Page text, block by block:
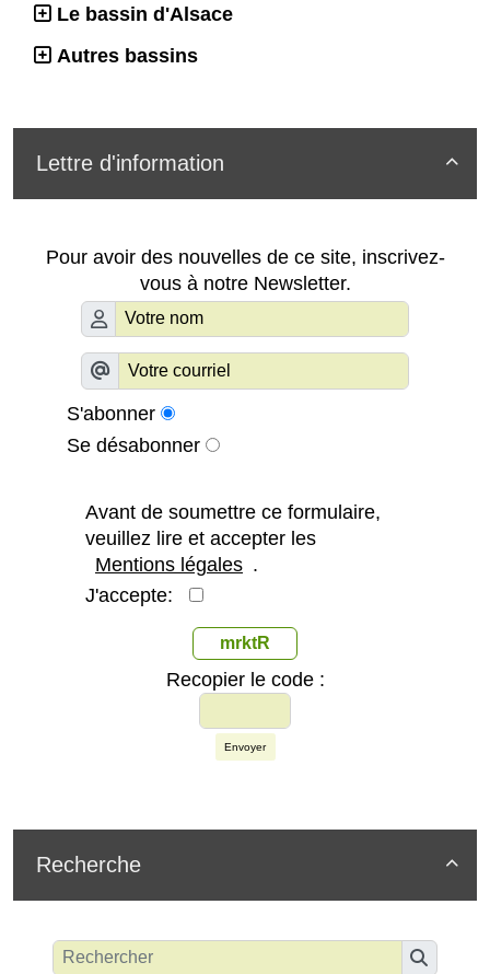
Le bassin d'Alsace
Autres bassins

Lettre d'information
Pour avoir des nouvelles de ce site, inscrivez-
vous à notre Newsletter.
S'abonner
Se désabonner
Avant de soumettre ce formulaire,
veuillez lire et accepter les
Mentions légales .
J'accepte:
mrktR
Recopier le code :
Envoyer

Recherche